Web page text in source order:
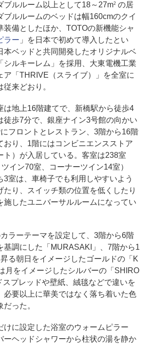
ルルーム以上として18～27m2の居
ブルルームのベッドは幅160cmのクイ
装備としたほか、TOTOの新機能シャ
ラー 」を日本で初めて導入したとい
本ベッドと共同開発したオリジナルベ
シルキーレム」を採用、大東電機工業
ア「THRIVE（スライブ）」を全室に
来どおり。
地上16階建てで、新橋駅から徒歩4
徒歩7分で、銀座ナイン3号館の向かい
フロントとレストラン、3階から16階
おり、1階にはコンビニエンスストア
ト）が入居している。客室は238室
ツイン70室、コーナーツイン14室）
3室は、車椅子でも利用しやすいよう
たり、スイッチ類の位置を低くしたり
施したユニバーサルルームになってい
ラーテーマを設定して、3階から6階
基調にした「MURASAKI」、7階から1
る朝日をイメージしたゴールドの「K
月をイメージしたシルバーの「SHIRO
プレッドや壁紙、絨毯などで違いを
必要以上に華美ではなく落ち着いた色
った。
に設定した浴室のウォームピラー
ーヘッドシャワーから柱状の湯を静か